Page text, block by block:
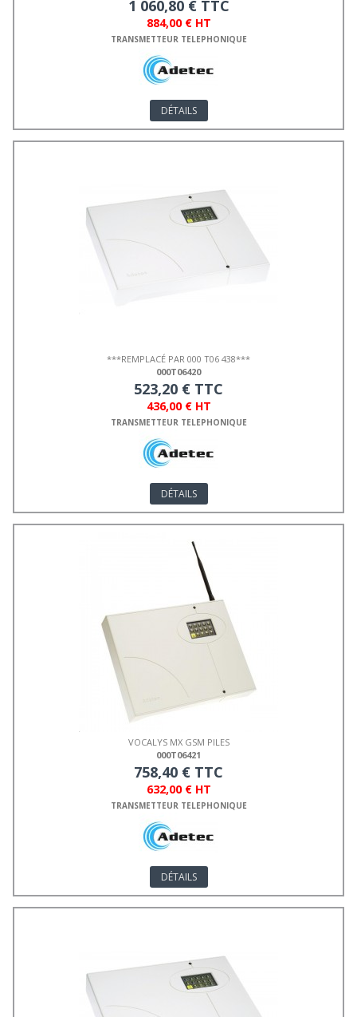
1 060,80 € TTC
884,00 € HT
TRANSMETTEUR TELEPHONIQUE
DÉTAILS
***REMPLACÉ PAR 000 T06 438***
000T06420
523,20 € TTC
436,00 € HT
TRANSMETTEUR TELEPHONIQUE
DÉTAILS
VOCALYS MX GSM PILES
000T06421
758,40 € TTC
632,00 € HT
TRANSMETTEUR TELEPHONIQUE
DÉTAILS